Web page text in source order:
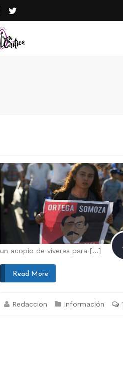
un acopio de víveres para […]
Read More
Redaccion Información 1